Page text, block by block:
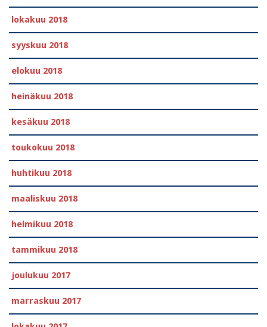
lokakuu 2018
syyskuu 2018
elokuu 2018
heinäkuu 2018
kesäkuu 2018
toukokuu 2018
huhtikuu 2018
maaliskuu 2018
helmikuu 2018
tammikuu 2018
joulukuu 2017
marraskuu 2017